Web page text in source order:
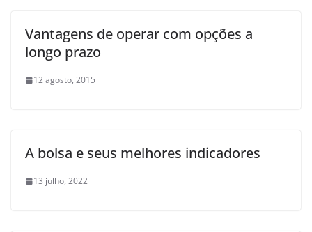
Vantagens de operar com opções a
longo prazo
12 agosto, 2015
A bolsa e seus melhores indicadores
13 julho, 2022